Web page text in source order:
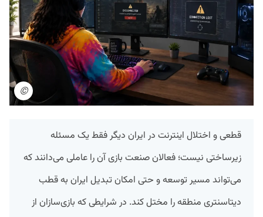
©
قطعی و اختلال اینترنت در ایران دیگر فقط یک مسئله
زیرساختی نیست؛ فعالان صنعت بازی آن را عاملی می‌دانند که
می‌تواند مسیر توسعه و حتی امکان تبدیل ایران به قطب
دیتاسنتری منطقه را مختل کند. در شرایطی که بازی‌سازان از